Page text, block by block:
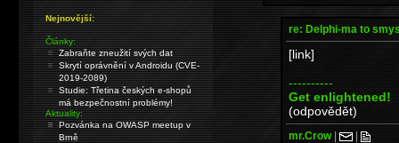
re: Delphi-ma to
[link]
----------
Get enlightened!
(odpovědět)
mr.Crow| |
Nejnovější:
Články:
Zabraňte zneužití svých dat
Skrytí oprávnění v Androidu (CVE-
2019-2089)
Studie: Třetina českých e-shopů
má bezpečnostní problémy!
Aktuality:
Pozvánka na OWASP meetup v
Brně